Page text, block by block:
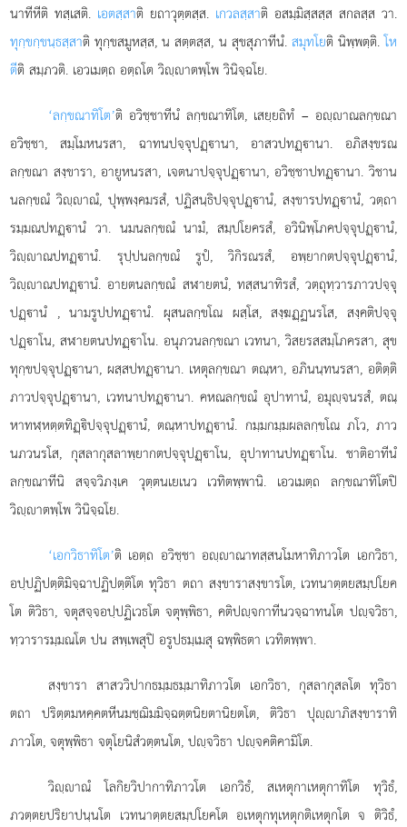
นาทีหีติ ทสฺเสติ. เอตสฺสาติ ยถาวุตฺตสฺส. เกวลสฺสาติ อสมฺมิสฺสสฺส สกลสฺส วา.
ทุกฺขกฺขนฺธสฺสาติ ทุกฺขสมูหสฺส, น สตฺตสฺส, น สุขสุภาทีนํ. สมุทโยติ นิพฺพตฺติ.โห
ตีติ สมฺภวติ. เอวเมตฺถ อตฺถโต วิฺาตพฺโพ วินิจฺฉโย.
‘ลกฺขณาทิโต’ติ อวิชฺชาทีนํ ลกฺขณาทิโต, เสยฺยถิทํ – อฺาณลกฺขณา
อวิชฺชา, สมฺโมหนรสา, ฉาทนปจฺจุปฏฺานา, อาสวปทฏฺานา. อภิสงฺขรณ
ลกฺขณา สงฺขารา, อายูหนรสา, เจตนาปจฺจุปฏฺานา, อวิชฺชาปทฏฺานา. วิชาน
นลกฺขณํ วิฺาณํ, ปุพฺพงฺคมรสํ, ปฏิสนฺธิปจฺจุปฏฺานํ, สงฺขารปทฏฺานํ, วตฺถา
รมฺมณปทฏฺานํ วา. นมนลกฺขณํ นามํ, สมฺปโยครสํ, อวินิพฺโภคปจฺจุปฏฺานํ,
วิฺาณปทฏฺานํ. รุปฺปนลกฺขณํ รูปํ, วิกิรณรสํ, อพฺยากตปจฺจุปฏฺานํ,
วิฺาณปทฏฺานํ. อายตนลกฺขณํ สฬายตนํ, ทสฺสนาทิรสํ, วตฺถุทฺวารภาวปจฺจุ
ปฏฺานํ , นามรูปปทฏฺานํ. ผุสนลกฺขโณ ผสฺโส, สงฺฆฏฺฏนรโส, สงฺคติปจฺจุ
ปฏฺาโน, สฬายตนปทฏฺาโน. อนุภวนลกฺขณา เวทนา, วิสยรสสมฺโภครสา, สุข
ทุกฺขปจฺจุปฏฺานา, ผสฺสปทฏฺานา. เหตุลกฺขณา ตณฺหา, อภินนฺทนรสา, อติตฺติ
ภาวปจฺจุปฏฺานา, เวทนาปทฏฺานา. คหณลกฺขณํ อุปาทานํ, อมุฺจนรสํ, ตณฺ
หาทฬฺหตฺตทิฏฺิปจฺจุปฏฺานํ, ตณฺหาปทฏฺานํ. กมฺมกมฺมผลลกฺขโณ ภโว, ภาว
นภวนรโส, กุสลากุสลาพฺยากตปจฺจุปฏฺาโน, อุปาทานปทฏฺาโน. ชาติอาทีนํ
ลกฺขณาทีนิ สจฺจวิภงฺเค วุตฺตนเยเนว เวทิตพฺพานิ. เอวเมตฺถ ลกฺขณาทิโตปิ
วิฺาตพฺโพ วินิจฺฉโย.
‘เอกวิธาทิโต’ติ เอตฺถ อวิชฺชา อฺาณาทสฺสนโมหาทิภาวโต เอกวิธา,
อปฺปฏิปตฺติมิจฺฉาปฏิปตฺติโต ทุวิธา ตถา สงฺขาราสงฺขารโต, เวทนาตฺตยสมฺปโยค
โต ติวิธา, จตุสจฺจอปฺปฏิเวธโตจตุพฺพิธา, คติปฺจกาทีนวจฺฉาทนโต ปฺจวิธา,
ทฺวารารมฺมณโต ปน สพฺเพสุปิ อรูปธมฺเมสุ ฉพฺพิธตา เวทิตพฺพา.
สงฺขารา สาสววิปากธมฺมธมฺมาทิภาวโต เอกวิธา, กุสลากุสลโต ทุวิธา
ตถา ปริตฺตมหคฺคตหีนมชฺฌิมมิจฺฉตฺตนิยตานิยตโต, ติวิธา ปุฺาภิสงฺขาราทิ
ภาวโต, จตุพฺพิธา จตุโยนิสํวตฺตนโต, ปฺจวิธา ปฺจคติคามิโต.
วิฺาณํโลกิยวิปากาทิภาวโต เอกวิธํ, สเหตุกาเหตุกาทิโต ทุวิธํ,
ภวตฺตยปริยาปนฺนโต เวทนาตฺตยสมฺปโยคโต อเหตุกทุเหตุกติเหตุกโต จ ติวิธํ,